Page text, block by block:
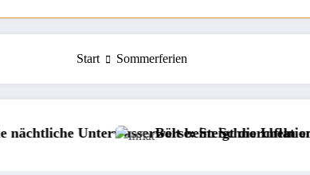
Start Sommerferien
Unterwasserwelt beim Schnorcheln entdecken
Börse: Steigt die Inflation wieder?